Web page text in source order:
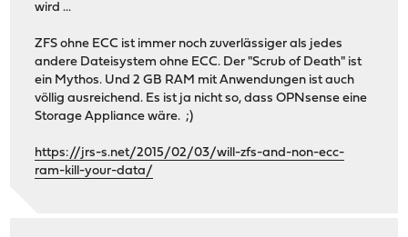
wird ...
ZFS ohne ECC ist immer noch zuverlässiger als jedes
andere Dateisystem ohne ECC. Der "Scrub of Death" ist
ein Mythos. Und 2 GB RAM mit Anwendungen ist auch
völlig ausreichend. Es ist ja nicht so, dass OPNsense eine
Storage Appliance wäre. ;)
https://jrs-s.net/2015/02/03/will-zfs-and-non-ecc-
ram-kill-your-data/